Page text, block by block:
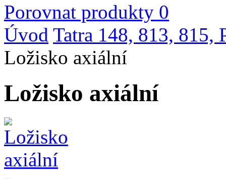
Porovnat produkty 0
Úvod Tatra 148, 813, 815,
Ložisko axiální
Ložisko axiální